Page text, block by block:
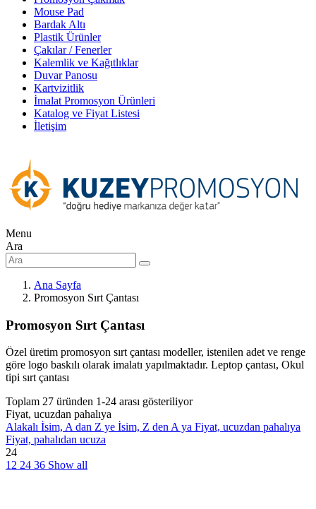
Mouse Pad
Bardak Altı
Plastik Ürünler
Çakılar / Fenerler
Kalemlik ve Kağıtlıklar
Duvar Panosu
Kartvizitlik
İmalat Promosyon Ürünleri
Katalog ve Fiyat Listesi
İletişim
Menu
Ara
Ana Sayfa
Promosyon Sırt Çantası
Promosyon Sırt Çantası
Özel üretim promosyon sırt çantası modeller, istenilen adet ve renge
göre logo baskılı olarak imalatı yapılmaktadır. Leptop çantası, Okul
tipi sırt çantası
Toplam 27 üründen 1-24 arası gösteriliyor
Fiyat, ucuzdan pahalıya
Alakalı İsim, A dan Z ye İsim, Z den A ya Fiyat, ucuzdan pahalıya
Fiyat, pahalıdan ucuza
24
12 24 36 Show all